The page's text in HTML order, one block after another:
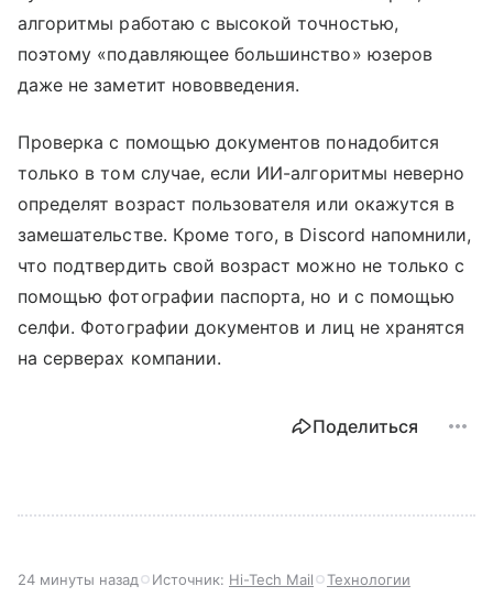
алгоритмы работаю с высокой точностью,
поэтому «подавляющее большинство» юзеров
даже не заметит нововведения.
Проверка с помощью документов понадобится
только в том случае, если ИИ-алгоритмы неверно
определят возраст пользователя или окажутся в
замешательстве. Кроме того, в Discord напомнили,
что подтвердить свой возраст можно не только с
помощью фотографии паспорта, но и с помощью
селфи. Фотографии документов и лиц не хранятся
на серверах компании.
Поделиться
24 минуты назад Источник: Hi-Tech Mail Технологии